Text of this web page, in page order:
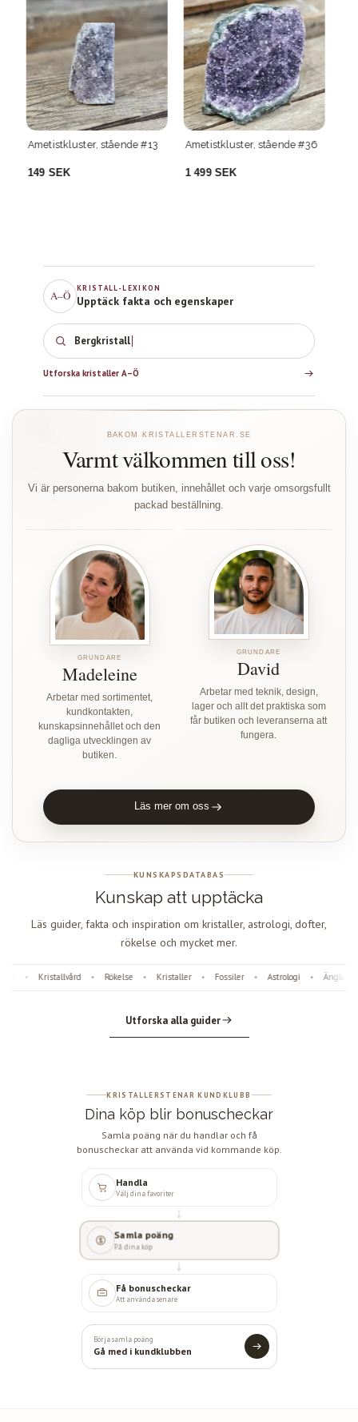
A–Ö
KRISTALL-LEXIKON
Upptäck fakta och egenskaper
Bergkris
Utforska kristaller A–Ö
BAKOM KRISTALLERSTENAR.SE
Varmt välkommen till oss!
Vi är personerna bakom butiken, innehållet och varje omsorgsfullt
packad beställning.
GRUNDARE
Madeleine
Arbetar med sortimentet,
kundkontakten,
kunskapsinnehållet och den
dagliga utvecklingen av
butiken.
GRUNDARE
David
Arbetar med teknik, design,
lager och allt det praktiska som
får butiken och leveranserna att
fungera.
Läs mer om oss
KUNSKAPSDATABAS
Kunskap att upptäcka
Läs guider, fakta och inspiration om kristaller, astrologi, dofter,
rökelse och mycket mer.
Kristallvård • Rökelse • Kristaller • Fossiler • Astrologi •
Utforska alla guider
KRISTALLERSTENAR KUNDKLUBB
Dina köp blir bonuscheckar
Samla poäng när du handlar och få
bonuscheckar att använda vid kommande köp.
Handla
Välj dina favoriter
Samla poäng
På dina köp
Få bonuscheckar
Att använda senare
Börja samla poäng
Gå med i kundklubben
Ametistkluster, stående #36
1 499 SEK
Ametistkluster XL #14
1 699 SEK